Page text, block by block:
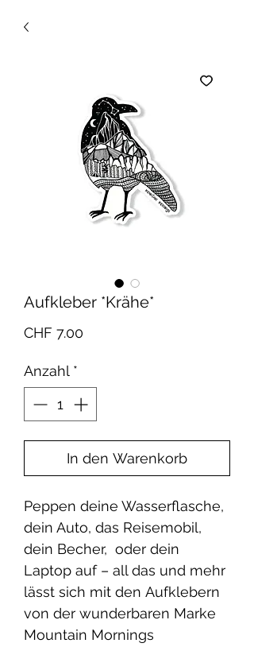
Aufkleber *Krähe*
CHF 7.00
Anzahl *
In den Warenkorb
Peppen deine Wasserflasche,
dein Auto, das Reisemobil,
dein Becher, oder dein
Laptop auf – all das und mehr
lässt sich mit den Aufklebern
von der wunderbaren Marke
Mountain Mornings